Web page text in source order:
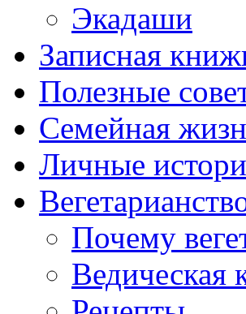
Экадаши
Записная
Полезные
Семейная
Личные
Почему
Ведическая